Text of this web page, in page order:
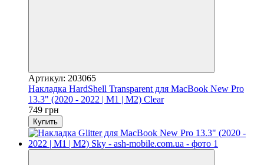
Артикул: 203065
Накладка HardShell Transparent для MacBook New Pro
13.3" (2020 - 2022 | M1 | M2) Clear
749 грн
Купить